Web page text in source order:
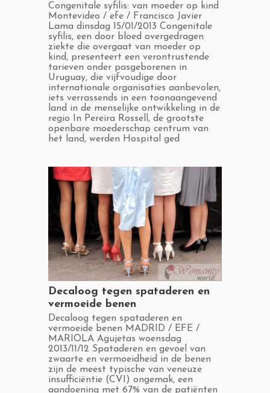
​Congenitale syfilis: van moeder op kind
Montevideo / efe / Francisco Javier
Lama dinsdag 15/01/2013 Congenitale
syfilis, een door bloed overgedragen
ziekte die overgaat van moeder op
kind, presenteert een verontrustende
tarieven onder pasgeborenen in
Uruguay, die vijfvoudige door
internationale organisaties aanbevolen,
iets verrassends in een toonaangevend
land in de menselijke ontwikkeling in de
regio In Pereira Rossell, de grootste
openbare moederschap centrum van
het land, werden Hospital ged
​Decaloog tegen spataderen en
vermoeide benen
​Decaloog tegen spataderen en
vermoeide benen MADRID / EFE /
MARIOLA Agujetas woensdag
2013/11/12 Spataderen en gevoel van
zwaarte en vermoeidheid in de benen
zijn de meest typische van veneuze
insufficiëntie (CVI) ongemak, een
aandoening met 67% van de patiënten